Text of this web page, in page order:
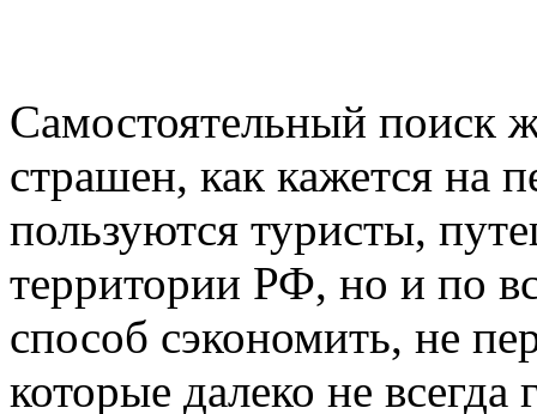
Самостоятельный поиск
страшен, как кажется на
пользуются туристы,
территории РФ, но и по
способ сэкономить, не
которые далеко не